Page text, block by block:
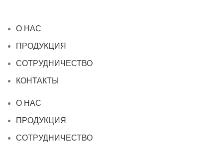
О НАС
ПРОДУКЦИЯ
СОТРУДНИЧЕСТВО
КОНТАКТЫ
О НАС
ПРОДУКЦИЯ
СОТРУДНИЧЕСТВО